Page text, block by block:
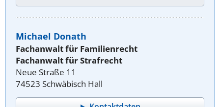
Michael Donath
Fachanwalt für Familienrecht
Fachanwalt für Strafrecht
Neue Straße 11
74523 Schwäbisch Hall